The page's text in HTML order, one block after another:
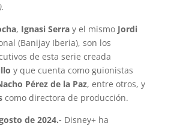
, Ignasi Serray el mismo Jordi
(Banijay Iberia), son los
de esta serie creada
y que cuenta como guionistas
Pérez de la Paz, entre otros, y
como directora de producción.
de 2024.- Disney+ ha